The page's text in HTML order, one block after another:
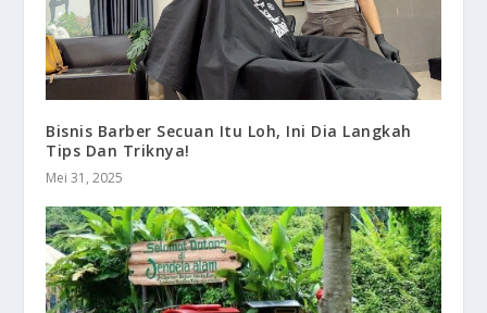
Bisnis Barber Secuan Itu Loh, Ini Dia Langkah
Tips Dan Triknya!
Mei 31, 2025